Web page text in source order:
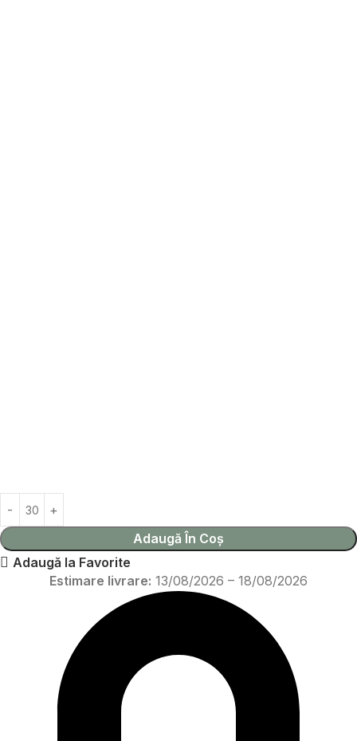
Adaugă În Coș
Adaugă la Favorite
Estimare livrare: 13/08/2026 – 18/08/2026